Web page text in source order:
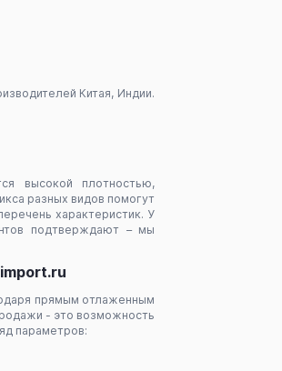
Китая, Индии.
высокой плотностью,
разных видов помогут
характеристик. У
подтверждают – мы
прямым отлаженным
- это возможность
параметров: